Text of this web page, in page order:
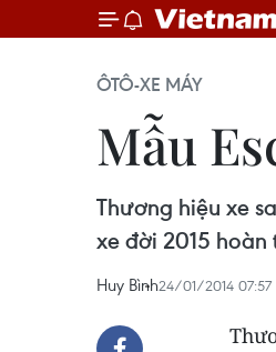
ÔTÔ-XE MÁY
Mẫu
Thương hiệu xe
xe đời 2015
Huy Bình24/01/2014 07:57